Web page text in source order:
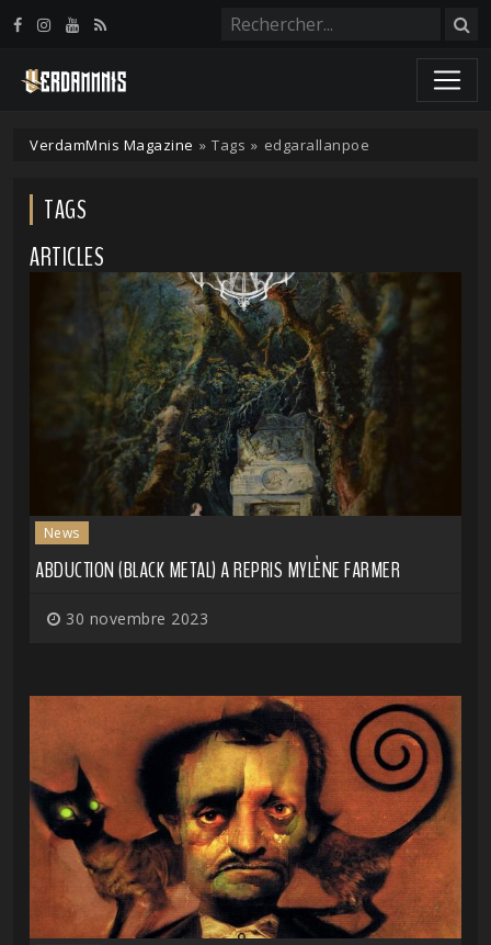
VerdamMnis Magazine » Tags » edgarallanpoe
TAGS
ARTICLES
News
ABDUCTION (BLACK METAL) A REPRIS MYLÈNE FARMER
30 novembre 2023
Panneau de gestion des cookies